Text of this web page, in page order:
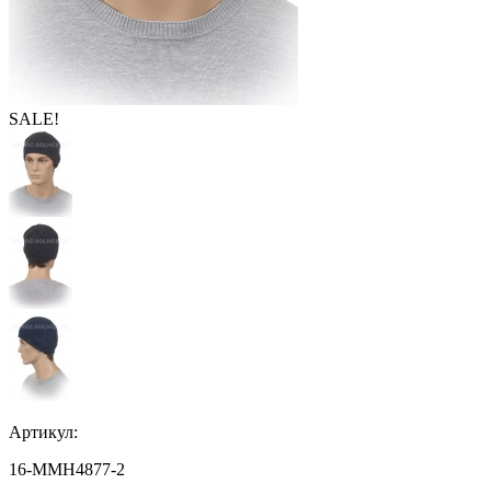
SALE!
Артикул:
16-MMH4877-2